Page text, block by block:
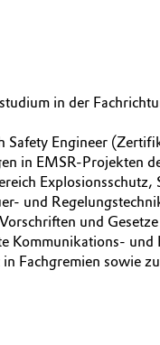
in der
Safety Engineer
in EMSR-Projekten
und
und
Kommunikations-
Fachgremien sowie